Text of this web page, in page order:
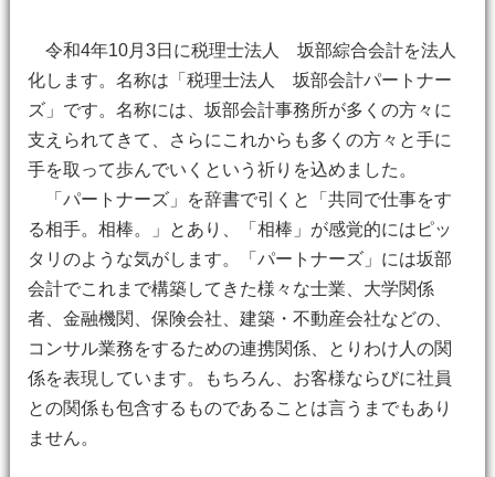
令和4年10月3日に税理士法人 坂部綜合会計を法人
化します。名称は「税理士法人 坂部会計パートナー
ズ」です。名称には、坂部会計事務所が多くの方々に
支えられてきて、さらにこれからも多くの方々と手に
手を取って歩んでいくという祈りを込めました。
「パートナーズ」を辞書で引くと「共同で仕事をす
る相手。相棒。」とあり、「相棒」が感覚的にはピッ
タリのような気がします。「パートナーズ」には坂部
会計でこれまで構築してきた様々な士業、大学関係
者、金融機関、保険会社、建築・不動産会社などの、
コンサル業務をするための連携関係、とりわけ人の関
係を表現しています。もちろん、お客様ならびに社員
との関係も包含するものであることは言うまでもあり
ません。